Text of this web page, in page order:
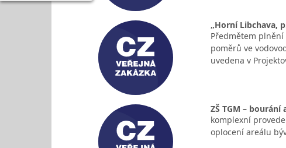
„Horní Libchava,
Předmětem
poměrů ve
uvedena v
ZŠ TGM – bourání
komplexní
oplocení areálu